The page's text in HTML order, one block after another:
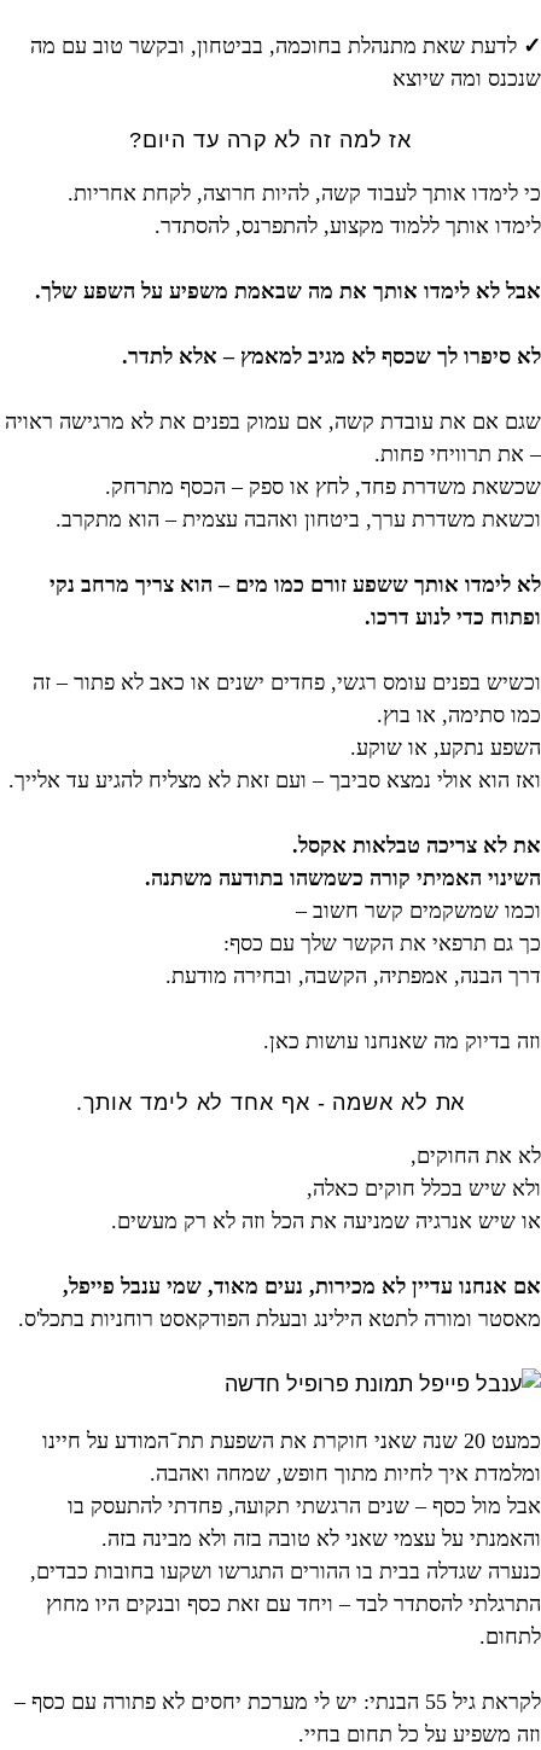
✓ לדעת שאת מתנהלת בחוכמה, בביטחון, ובקשר טוב עם מה
שנכנס ומה שיוצא
אז למה זה לא קרה עד היום?
כי לימדו אותך לעבוד קשה, להיות חרוצה, לקחת אחריות.
לימדו אותך ללמוד מקצוע, להתפרנס, להסתדר.
אבל לא לימדו אותך את מה שבאמת משפיע על השפע שלך.
לא סיפרו לך שכסף לא מגיב למאמץ – אלא לתדר.
שגם אם את עובדת קשה, אם עמוק בפנים את לא מרגישה ראויה
– את תרוויחי פחות.
שכשאת משדרת פחד, לחץ או ספק – הכסף מתרחק.
וכשאת משדרת ערך, ביטחון ואהבה עצמית – הוא מתקרב.
לא לימדו אותך ששפע זורם כמו מים – הוא צריך מרחב נקי
ופתוח כדי לנוע דרכו.
וכשיש בפנים עומס רגשי, פחדים ישנים או כאב לא פתור – זה
כמו סתימה, או בוץ.
השפע נתקע, או שוקע.
ואז הוא אולי נמצא סביבך – ועם זאת לא מצליח להגיע עד אלייך.
את לא צריכה טבלאות אקסל.
השינוי האמיתי קורה כשמשהו בתודעה משתנה.
וכמו שמשקמים קשר חשוב –
כך גם תרפאי את הקשר שלך עם כסף:
דרך הבנה, אמפתיה, הקשבה, ובחירה מודעת.
וזה בדיוק מה שאנחנו עושות כאן.
את לא אשמה - אף אחד לא לימד אותך.
לא את החוקים,
ולא שיש בכלל חוקים כאלה,
או שיש אנרגיה שמניעה את הכל וזה לא רק מעשים.
אם אנחנו עדיין לא מכירות, נעים מאוד, שמי ענבל פייפל,
מאסטר ומורה לתטא הילינג ובעלת הפודקאסט רוחניות בתכל'ס.
כמעט 20 שנה שאני חוקרת את השפעת תת־המודע על חיינו
ומלמדת איך לחיות מתוך חופש, שמחה ואהבה.
אבל מול כסף – שנים הרגשתי תקועה, פחדתי להתעסק בו
והאמנתי על עצמי שאני לא טובה בזה ולא מבינה בזה.
כנערה שגדלה בבית בו ההורים התגרשו ושקעו בחובות כבדים,
התרגלתי להסתדר לבד – ויחד עם זאת כסף ובנקים היו מחוץ
לתחום.
לקראת גיל 55 הבנתי: יש לי מערכת יחסים לא פתורה עם כסף –
וזה משפיע על כל תחום בחיי.